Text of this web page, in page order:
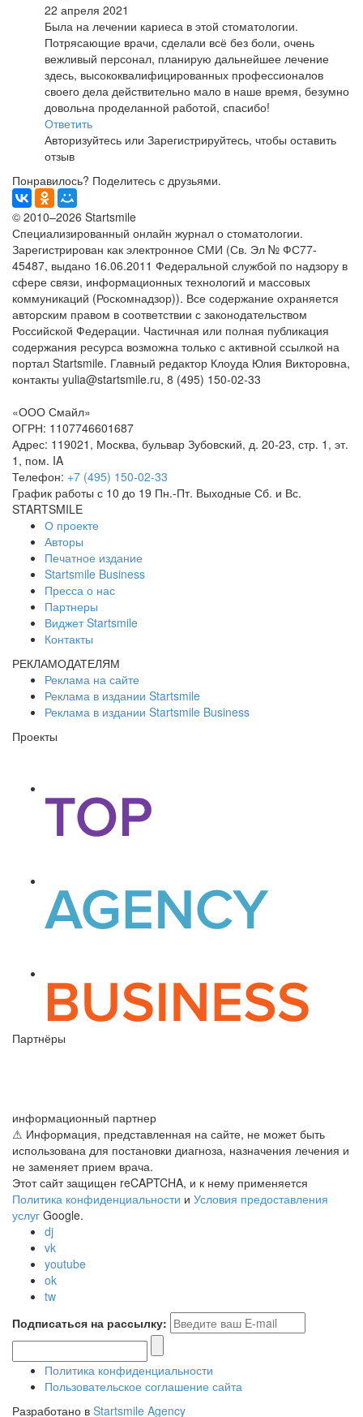
22 апреля 2021
Была на лечении кариеса в этой стоматологии.
Потрясающие врачи, сделали всё без боли, очень
вежливый персонал, планирую дальнейшее лечение
здесь, высококвалифицированных профессионалов
своего дела действительно мало в наше время, безумно
довольна проделанной работой, спасибо!
Ответить
Авторизуйтесь или Зарегистрируйтесь, чтобы оставить
отзыв
Понравилось? Поделитесь с друзьями.
© 2010–2026 Startsmile
Специализированный онлайн журнал о стоматологии.
Зарегистрирован как электронное СМИ (Св. Эл № ФС77-
45487, выдано 16.06.2011 Федеральной службой по надзору в
сфере связи, информационных технологий и массовых
коммуникаций (Роскомнадзор)). Все содержание охраняется
авторским правом в соответствии с законодательством
Российской Федерации. Частичная или полная публикация
содержания ресурса возможна только с активной ссылкой на
портал Startsmile. Главный редактор Клоуда Юлия Викторовна,
контакты yulia@startsmile.ru, 8 (495) 150-02-33
«ООО Смайл»
ОГРН: 1107746601687
Адрес: 119021, Москва, бульвар Зубовский, д. 20-23, стр. 1, эт.
1, пом. IA
Телефон: +7 (495) 150-02-33
График работы с 10 до 19 Пн.-Пт. Выходные Сб. и Вс.
STARTSMILE
О проекте
Авторы
Печатное издание
Startsmile Business
Пресса о нас
Партнеры
Виджет Startsmile
Контакты
РЕКЛАМОДАТЕЛЯМ
Реклама на сайте
Реклама в издании Startsmile
Реклама в издании Startsmile Business
Проекты
Партнёры
информационный партнер
⚠ Информация, представленная на сайте, не может быть
использована для постановки диагноза, назначения лечения и
не заменяет прием врача.
Этот сайт защищен reCAPTCHA, и к нему применяется
Политика конфиденциальности и Условия предоставления
услуг Google.
dj
vk
youtube
ok
tw
Подписаться на рассылку:
Политика конфиденциальности
Пользовательское соглашение сайта
Разработано в Startsmile Agency